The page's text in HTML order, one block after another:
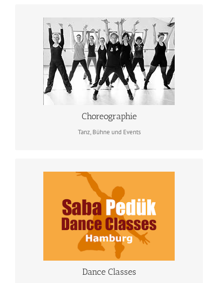
Choreographie
Tanz, Bühne und Events
Choreographie
Choreographie-Erstellung- u. Einstudierung,
Coachings, Präsenz- u. Lauftraining / Catwalk für
Shows, Musicals, Tanz, Bühne, Events,
Veranstaltungen, Modeshows, Konzerte
Saba Pedük – Infos
Dance Classes
Dance Classes
Jazzdance, Musical, HipHop & Streetdance,
Funk, Workshops & more…
im Tanzstudio „Billie´s“
Dance Classes